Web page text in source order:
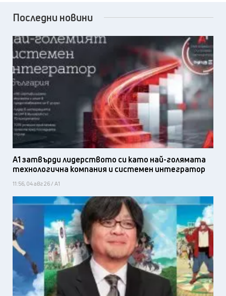
Последни новини
А1 затвърди лидерството си като най-голямата
технологична компания и системен интегратор
11:56, 04 авг 26 / А1